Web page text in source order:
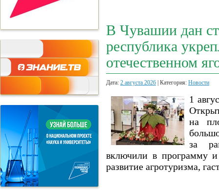
В Чувашии дан
республика
отечественном
Дата: 2 августа 2026 | Категория: Новости
1
на
за
включили в программу и
развитие агротуризма,